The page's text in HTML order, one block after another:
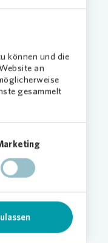
können und die
an
gesammelt